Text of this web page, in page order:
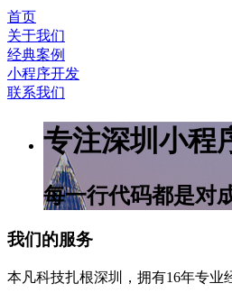
首页
关于我们
经典案例
小程序开发
联系我们
专注深圳小程
每一行代码都是对
我们的服务
本凡科技扎根深圳，拥有16年专业